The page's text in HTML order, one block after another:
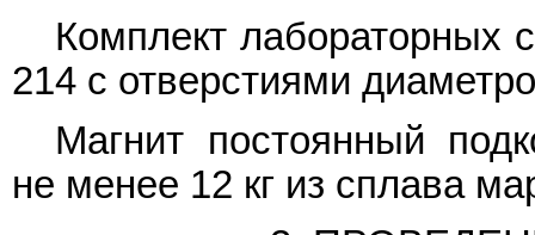
Комплект лабораторных
214 с отверстиями
Магнит постоянный
не менее 12 кг из сплава